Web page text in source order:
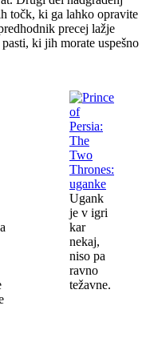
točk, ki ga lahko opravite
precej lažje
ki jih morate uspešno
Ugank
je v igri
kar
nekaj,
niso pa
ravno
težavne.